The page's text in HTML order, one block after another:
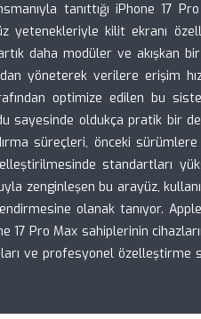
tanıttığı iPhone 17
yetenekleriyle kilit ekranı
daha modüler ve akışkan
yöneterek verilere erişim
optimize edilen bu
sayesinde oldukça pratik bir
süreçleri, önceki
standartları
zenginleşen bu arayüz,
olanak tanıyor.
17 Pro Max sahiplerinin
ve profesyonel özelleştirme